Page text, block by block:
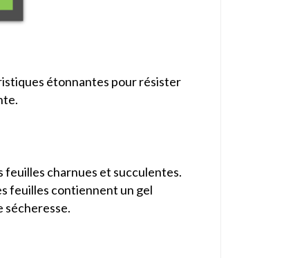
étonnantes pour résister
feuilles charnues et succulentes.
feuilles contiennent un gel
sécheresse.